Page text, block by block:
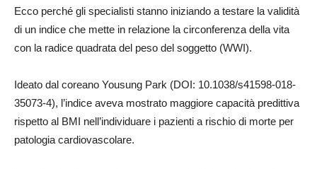
Ecco perché gli specialisti stanno iniziando a testare la validità
di un indice che mette in relazione la circonferenza della vita
con la radice quadrata del peso del soggetto (WWI).
Ideato dal coreano Yousung Park (DOI: 10.1038/s41598-018-
35073-4), l’indice aveva mostrato maggiore capacità predittiva
rispetto al BMI nell’individuare i pazienti a rischio di morte per
patologia cardiovascolare.